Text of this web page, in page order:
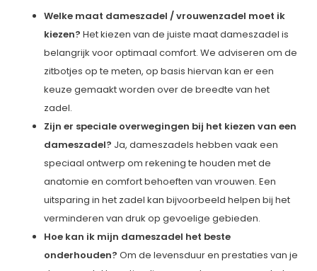
Welke maat dameszadel / vrouwenzadel moet ik
kiezen?Het kiezen van de juiste maat dameszadel is
belangrijk voor optimaal comfort. We adviseren om de
zitbotjes op te meten, op basis hiervan kan er een
keuze gemaakt worden over de breedte van het
zadel.
Zijn er speciale overwegingen bij het kiezen van een
dameszadel? Ja, dameszadels hebben vaak een
speciaal ontwerp om rekening te houden met de
anatomie en comfort behoeften van vrouwen. Een
uitsparing in het zadel kan bijvoorbeeld helpen bij het
verminderen van druk op gevoelige gebieden.
Hoe kan ik mijn dameszadel het beste
onderhouden?Om de levensduur en prestaties van je